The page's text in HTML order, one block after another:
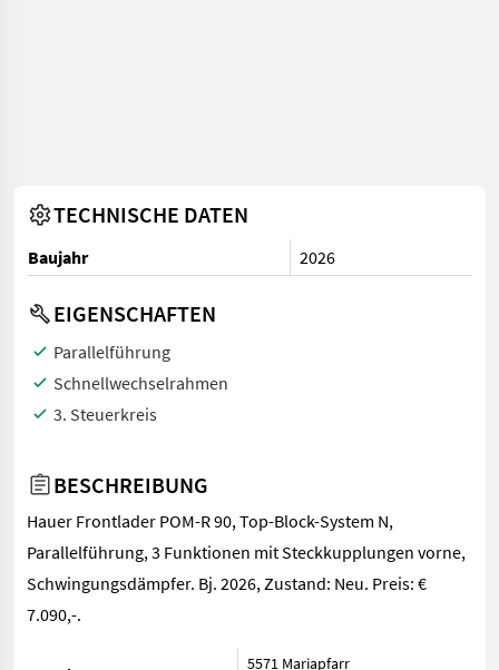
TECHNISCHE DATEN
Baujahr 2026
EIGENSCHAFTEN
Parallelführung
Schnellwechselrahmen
3. Steuerkreis
BESCHREIBUNG
Hauer Frontlader POM-R 90, Top-Block-System N,
Parallelführung, 3 Funktionen mit Steckkupplungen vorne,
Schwingungsdämpfer. Bj. 2026, Zustand: Neu. Preis: €
7.090,-.
5571 Mariapfarr